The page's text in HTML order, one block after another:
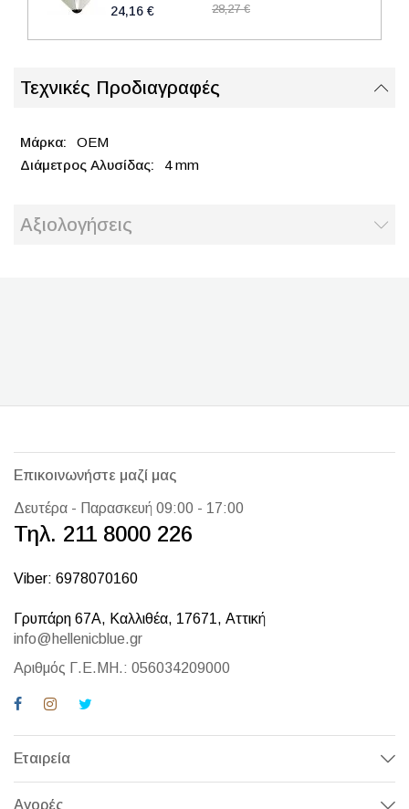
24,16 €
28,27 €
Τεχνικές Προδιαγραφές
OEM
4 mm
Αξιολογήσεις
Επικοινωνήστε μαζί μας
Δευτέρα - Παρασκευή 09:00 - 17:00
Τηλ. 211 8000 226
Viber: 6978070160
Γρυπάρη 67Α, Καλλιθέα, 17671, Αττική
info@hellenicblue.gr
Αριθμός Γ.Ε.ΜΗ.: 056034209000
Εταιρεία
Αγορές